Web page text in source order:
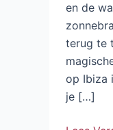
en de
terug te
op Ibiza
je […]